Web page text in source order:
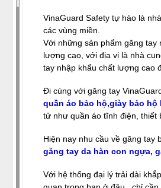
VinaGuard Safety tự hào là
các vùng miền.
Với những sản phẩm găng tay
lượng cao, với địa vị là nhà
tay nhập khẩu chất lượng cao
Đi cùng với găng tay
quần áo bảo hộ,giày bảo
tử như quần áo tĩnh điện, thiết
Hiện nay nhu cầu về găng tay
găng tay da hàn con ngựa,
Với hệ thống đại lý trải dài